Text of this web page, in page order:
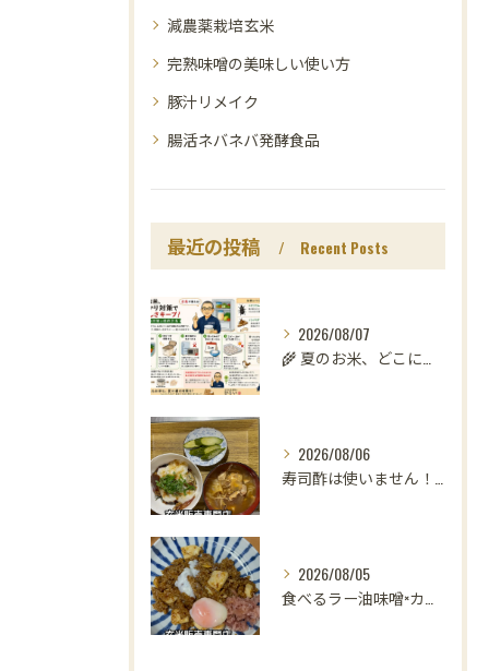
減農薬栽培玄米
完熟味噌の美味しい使い方
豚汁リメイク
腸活ネバネバ発酵食品
最近の投稿 Recent Posts
2026/08/07
🌾 夏のお米、どこに置いていますか？
2026/08/06
寿司酢は使いません！😳
2026/08/05
食べるラー油味噌×カレー！